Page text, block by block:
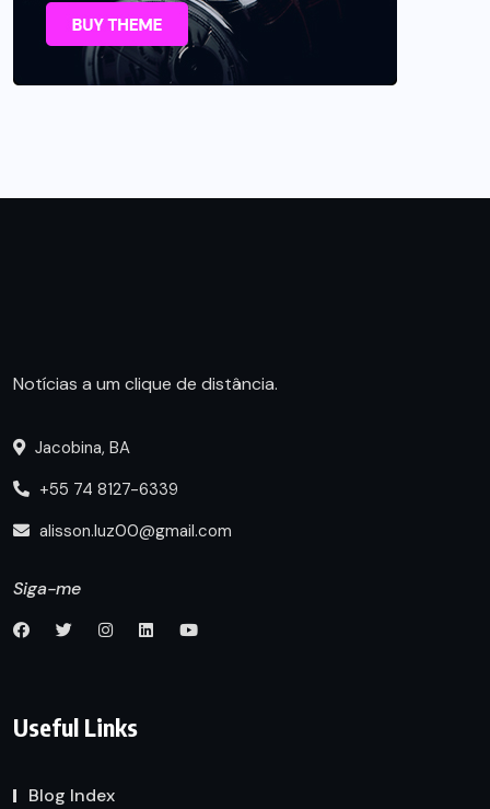
Notícias a um clique de distância.
Jacobina, BA
+55 74 8127-6339
alisson.luz00@gmail.com
Siga-me
Useful Links
Blog Index